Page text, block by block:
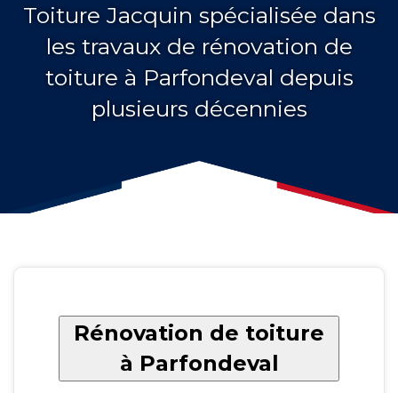
Toiture Jacquin spécialisée dans
les travaux de rénovation de
toiture à Parfondeval depuis
plusieurs décennies
Rénovation de toiture
à Parfondeval